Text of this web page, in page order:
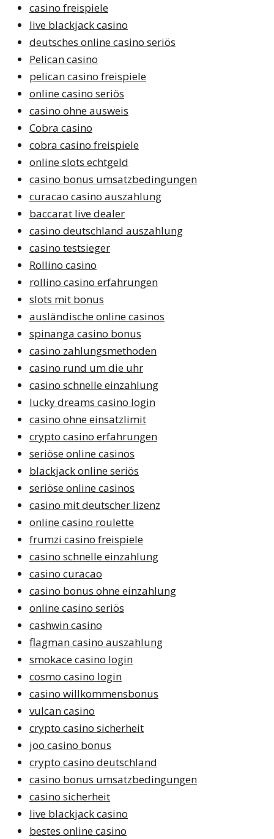
casino freispiele
live blackjack casino
deutsches online casino seriös
Pelican casino
pelican casino freispiele
online casino seriös
casino ohne ausweis
Cobra casino
cobra casino freispiele
online slots echtgeld
casino bonus umsatzbedingungen
curacao casino auszahlung
baccarat live dealer
casino deutschland auszahlung
casino testsieger
Rollino casino
rollino casino erfahrungen
slots mit bonus
ausländische online casinos
spinanga casino bonus
casino zahlungsmethoden
casino rund um die uhr
casino schnelle einzahlung
lucky dreams casino login
casino ohne einsatzlimit
crypto casino erfahrungen
seriöse online casinos
blackjack online seriös
seriöse online casinos
casino mit deutscher lizenz
online casino roulette
frumzi casino freispiele
casino schnelle einzahlung
casino curacao
casino bonus ohne einzahlung
online casino seriös
cashwin casino
flagman casino auszahlung
smokace casino login
cosmo casino login
casino willkommensbonus
vulcan casino
crypto casino sicherheit
joo casino bonus
crypto casino deutschland
casino bonus umsatzbedingungen
casino sicherheit
live blackjack casino
bestes online casino